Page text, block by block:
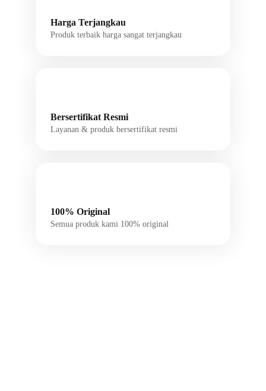
Harga Terjangkau
Produk terbaik harga sangat terjangkau
Bersertifikat Resmi
Layanan & produk bersertifikat resmi
100% Original
Semua produk kami 100% original